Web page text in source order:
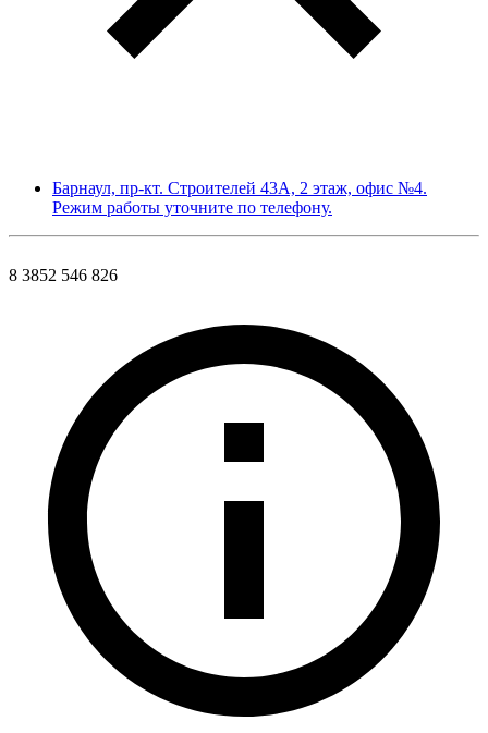
Барнаул, пр-кт. Строителей 43А, 2 этаж, офис №4.
Режим работы уточните по телефону.
8 3852 546 826